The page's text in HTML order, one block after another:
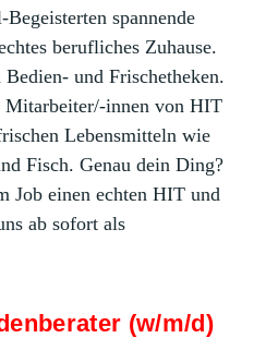
spannende
berufliches Zuhause.
Bedien- und Frischetheken.
Mitarbeiter/-innen von HIT
Lebensmitteln wie
Fisch. Genau dein Ding?
Job einen echten HIT und
ab sofort als
(w/m/d)